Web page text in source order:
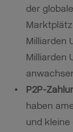
der
Milliarden
Milliarden
P2P-
haben
und kleine